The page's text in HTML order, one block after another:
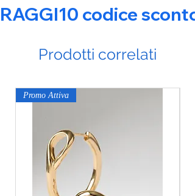
RAGGI10 codice
Prodotti correlati
Promo Attiva